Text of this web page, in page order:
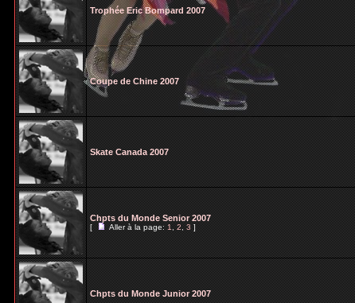
Trophée Eric Bompard 2007
Coupe de Chine 2007
Skate Canada 2007
Chpts du Monde Senior 2007
[ Aller à la page:1,2,3]
Chpts du Monde Junior 2007